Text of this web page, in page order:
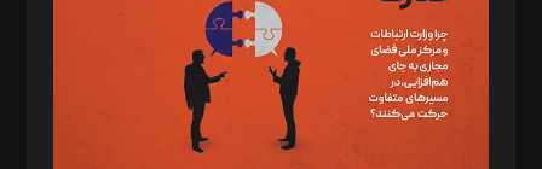
ویرایش: نگار استاد‌‌آقا
طراح یونیفرم: مجید توکلی
فیلمبرداری و عکاسی: امیر شفیعی، مانی لطفی زاده
گرافیک و صفحه‌آرایی: سید‌سبحان‌علی ثابت
مد‌یر توسعه تجاری: کامبیز برید‌